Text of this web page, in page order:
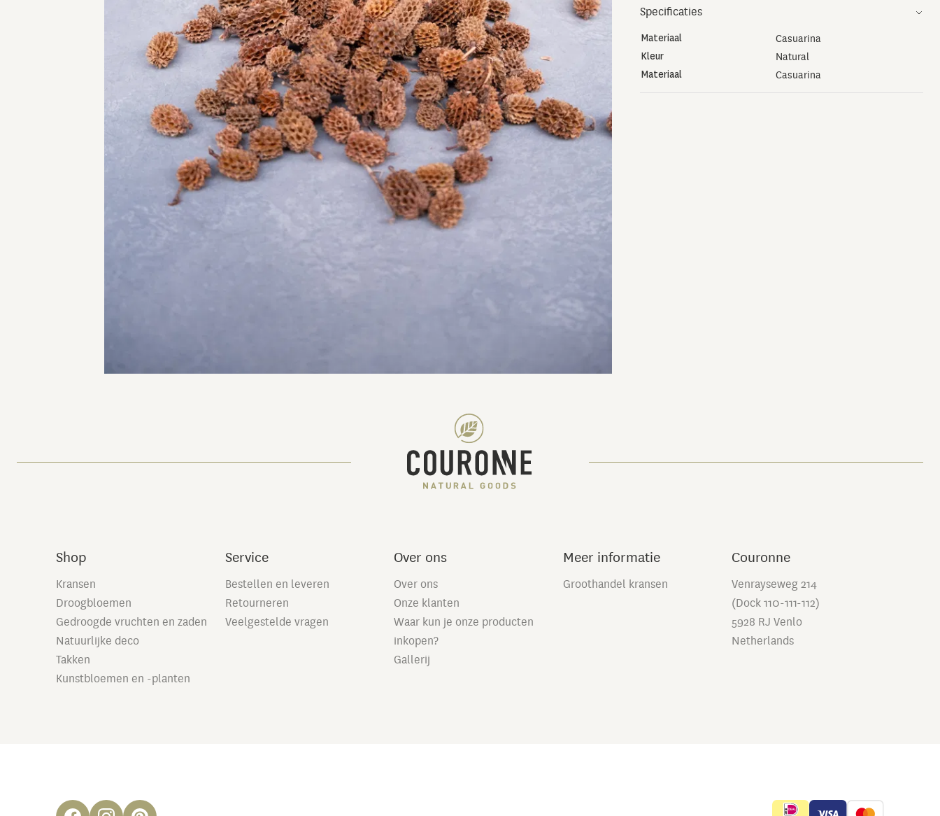
Specificaties
Materiaal Casuarina
Kleur Natural
Materiaal Casuarina
Shop
Kransen
Droogbloemen
Gedroogde vruchten en zaden
Natuurlijke deco
Takken
Kunstbloemen en -planten
Service
Bestellen en leveren
Retourneren
Veelgestelde vragen
Over ons
Over ons
Onze klanten
Waar kun je onze producten
inkopen?
Gallerij
Meer informatie
Groothandel kransen
Couronne
Venrayseweg 214
(Dock 110-111-112)
5928 RJ Venlo
Netherlands